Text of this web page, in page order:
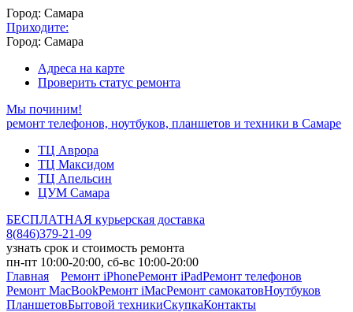
Город: Самара
Приходите:
Город: Самара
Адреса на карте
Проверить статус ремонта
Мы починим!
ремонт телефонов, ноутбуков, планшетов и техники в Самаре
ТЦ Аврора
ТЦ Максидом
ТЦ Апельсин
ЦУМ Самара
БЕСПЛАТНАЯ курьерская доставка
8(846)379-21-09
узнать срок и стоимость ремонта
пн-пт 10:00-20:00, сб-вс 10:00-20:00
Главная
Ремонт iPhoneРемонт iPadРемонт телефонов
Ремонт MacBookРемонт iMacРемонт самокатовНоутбуков
ПланшетовБытовой техникиСкупкаКонтакты